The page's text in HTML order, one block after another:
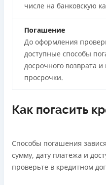
числе на банковскую
Погашение
До оформления
доступные способы
досрочного возврата
просрочки.
Как погасить
Способы погашения
сумму, дату платежа и
проверьте в кредитном